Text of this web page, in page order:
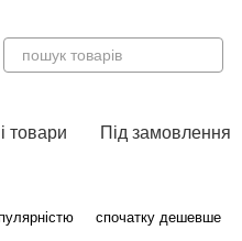
товари Під замовлення
спочатку дешевше